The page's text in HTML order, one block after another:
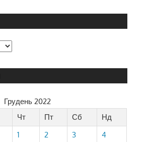
Грудень 2022
Чт Пт Сб
Нд
1
2 3
4